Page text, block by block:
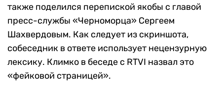
также поделился перепиской якобы с главой
пресс-службы «Черноморца» Сергеем
Шахвердовым. Как следует из скриншота,
собеседник в ответе использует нецензурную
лексику. Климко в беседе с RTVI назвал это
«фейковой страницей».